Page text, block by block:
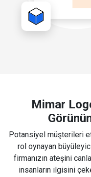
Mimar
Potansiyel müşterileri
rol oynayan
firmanızın ateşini
insanların ilgisini